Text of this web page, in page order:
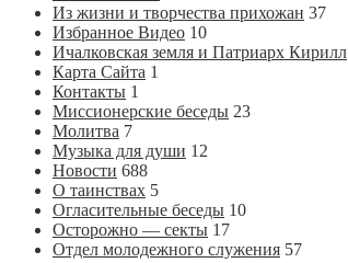
Из жизни и творчества прихожан 37
Избранное Видео 10
Ичалковская земля и Патриарх Кирилл
Карта Сайта 1
Контакты 1
Миссионерские беседы 23
Молитва 7
Музыка для души 12
Новости 688
О таинствах 5
Огласительные беседы 10
Осторожно — секты 17
Отдел молодежного служения 57